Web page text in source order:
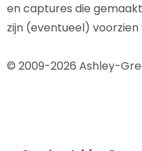
en captures die
zijn (eventueel)
© 2009-2026 Ashley-